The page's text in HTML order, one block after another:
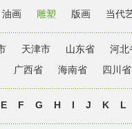
油画 雕塑 版画 当代
天津市 山东省
河北
广西省 海南省 四川省
E F G H I J K L